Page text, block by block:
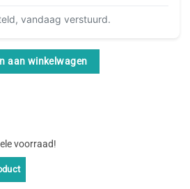
vandaag verstuurd.
AC8210 en AC8215 aantal
aan winkelwagen
voorraad!